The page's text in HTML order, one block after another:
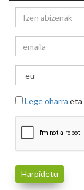
Lege oharra eta